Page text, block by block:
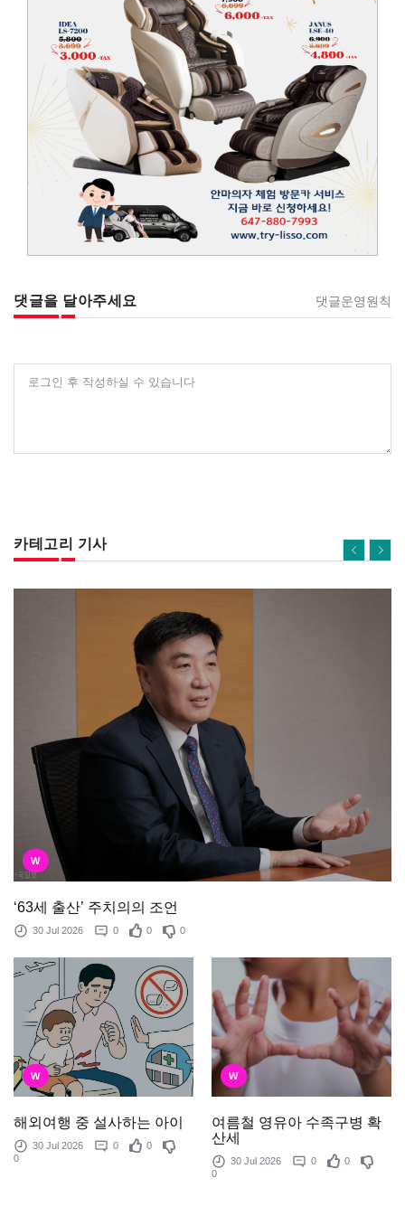
댓글을 달아주세요 댓글운영원칙
로그인 후 작성하실 수 있습니다
카테고리 기사
W
‘63세 출산’ 주치의의 조언
30 Jul 2026 0 0 0
W
해외여행 중 설사하는 아이
30 Jul 2026 0
0
0
W
여름철 영유아 수족구병 확
산세
30 Jul 2026 0
0
0